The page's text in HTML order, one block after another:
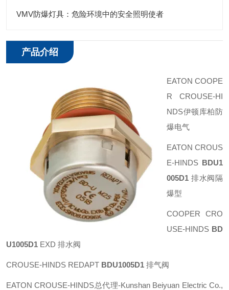
VMV防爆灯具：危险环境中的安全照明使者
产品介绍
EATON COOPE
R CROUSE-HI
NDS伊顿库柏防
爆电气
EATON CROUS
E-HINDS BDU1
005D1 排水阀隔
爆型
COOPER CRO
USE-HINDS BD
U1005D1 EXD 排水阀
CROUSE-HINDS REDAPT BDU1005D1 排气阀
EATON CROUSE-HINDS总代理-Kunshan Beiyuan Electric Co.,